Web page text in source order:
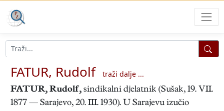
FATUR, Rudolf
traži dalje ...
FATUR, Rudolf, sindikalni djelatnik (Sušak, 19. VII.
1877 — Sarajevo, 20. III. 1930). U Sarajevu izučio